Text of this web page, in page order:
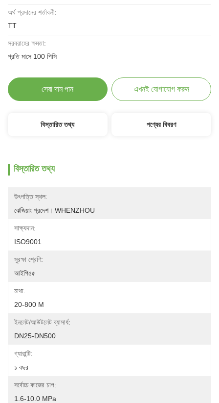
অর্থ প্রদানের শর্তাবলী:
TT
সরবরাহের ক্ষমতা:
প্রতি মাসে 100 পিসি
সেরা দাম পান এখনই যোগাযোগ করুন
বিস্তারিত তথ্য পণ্যের বিবরণ
বিস্তারিত তথ্য
উৎপত্তি স্থল:
ঝেজিয়াং প্রদেশ। WHENZHOU
সাক্ষ্যদান:
ISO9001
সুরক্ষা শ্রেণি:
আইপি৫৫
মাথা:
20-800 M
ইনলেট/আউটলেট ব্যাসার্ধ:
DN25-DN500
গ্যারান্টি:
১ বছর
সর্বোচ্চ কাজের চাপ:
1.6-10.0 MPa